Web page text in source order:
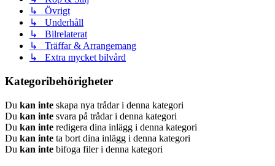
↳ Övrigt
↳ Underhåll
↳ Bilrelaterat
↳ Träffar & Arrangemang
↳ Extra mycket bilvård
Kategoribehörigheter
Du kan inte skapa nya trådar i denna kategori
Du kan inte svara på trådar i denna kategori
Du kan inte redigera dina inlägg i denna kategori
Du kan inte ta bort dina inlägg i denna kategori
Du kan inte bifoga filer i denna kategori